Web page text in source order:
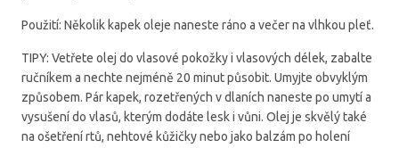
Použití: Několik kapek oleje naneste ráno a večer na vlhkou pleť.
TIPY: Vetřete olej do vlasové pokožky i vlasových délek, zabalte
ručníkem a nechte nejméně 20 minut působit. Umyjte obvyklým
způsobem. Pár kapek, rozetřených v dlaních naneste po umytí a
vysušení do vlasů, kterým dodáte lesk i vůni. Olej je skvělý také
na ošetření rtů, nehtové kůžičky nebo jako balzám po holení